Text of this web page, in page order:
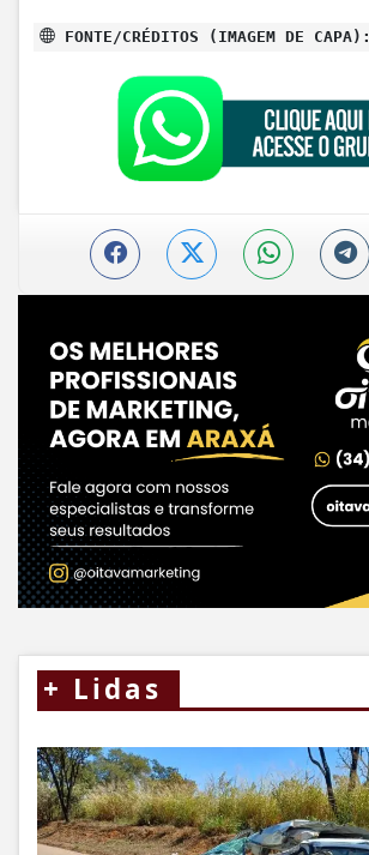
FONTE/CRÉDITOS (IMAGEM DE CAPA):
+ Lidas